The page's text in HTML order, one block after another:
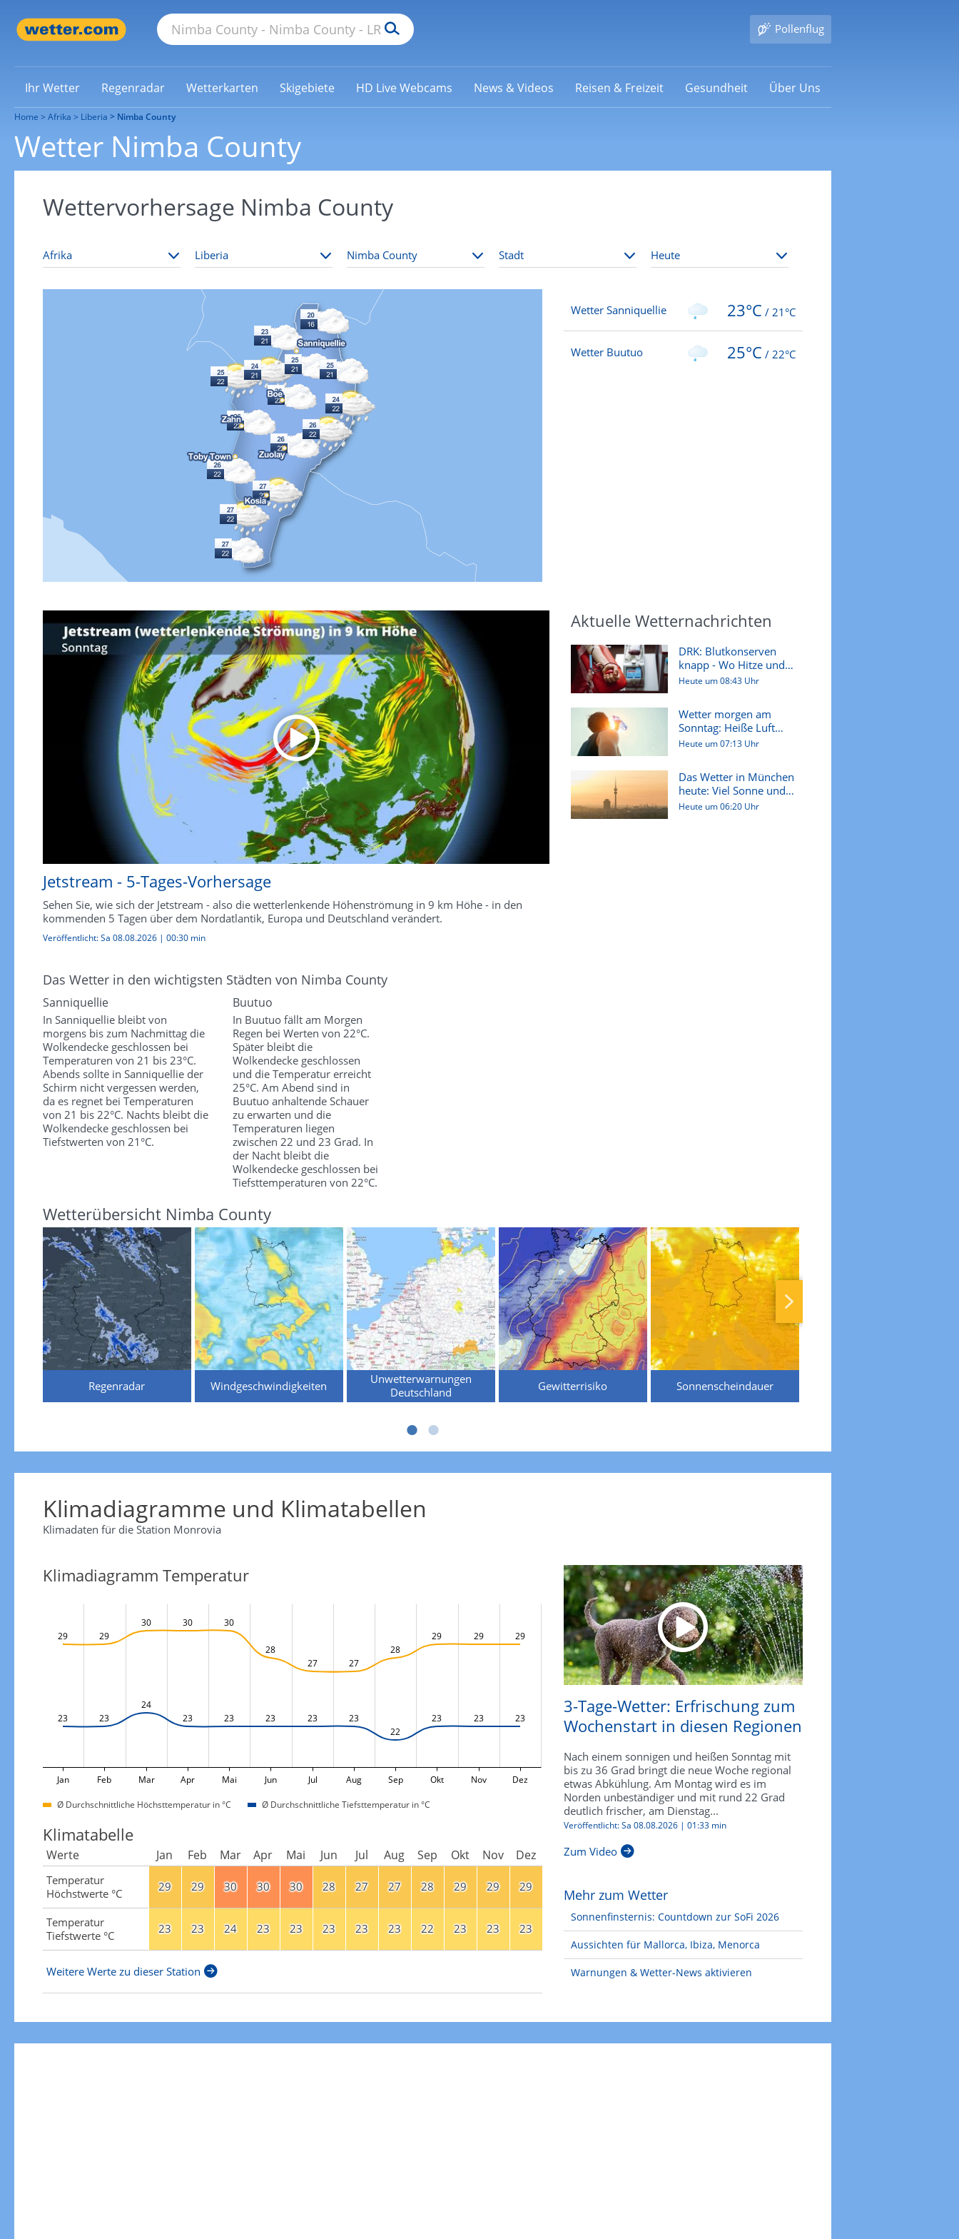
Pollenflug
Ihr Wetter Regenradar Wetterkarten Skigebiete HD Live Webcams News & Videos Reisen & Freizeit Gesundheit Über Uns
Home Afrika Liberia Nimba County
Wetter Nimba County
Wettervorhersage Nimba County
Wetter Sanniquellie 23°C / 21°C
Wetter Buutuo 25°C / 22°C
Jetstream - 5-Tages-Vorhersage
Sehen Sie, wie sich der Jetstream - also die wetterlenkende Höhenströmung in 9 km Höhe - in den
kommenden 5 Tagen über dem Nordatlantik, Europa und Deutschland verändert.
Veröffentlicht:Sa 08.08.2026 | 00:30 min
Das Wetter in den wichtigsten Städten von Nimba County
Sanniquellie
In Sanniquellie bleibt von
morgens bis zum Nachmittag die
Wolkendecke geschlossen bei
Temperaturen von 21 bis 23°C.
Abends sollte in Sanniquellie der
Schirm nicht vergessen werden,
da es regnet bei Temperaturen
von 21 bis 22°C. Nachts bleibt die
Wolkendecke geschlossen bei
Tiefstwerten von 21°C.
Buutuo
In Buutuo fällt am Morgen
Regen bei Werten von 22°C.
Später bleibt die
Wolkendecke geschlossen
und die Temperatur erreicht
25°C. Am Abend sind in
Buutuo anhaltende Schauer
zu erwarten und die
Temperaturen liegen
zwischen 22 und 23 Grad. In
der Nacht bleibt die
Wolkendecke geschlossen bei
Tiefsttemperaturen von 22°C.
Aktuelle Wetternachrichten
DRK: Blutkonserven
knapp - Wo Hitze und
Ferien zum...
Heute um 08:43 Uhr
Wetter morgen am
Sonntag: Heiße Luft
steuert auf u...
Heute um 07:13 Uhr
Das Wetter in München
heute: Viel Sonne und
sommer...
Heute um 06:20 Uhr
Wetterübersicht Nimba County
Regenradar Windgeschwindigkeiten
Unwetterwarnungen
Deutschland
Gewitterrisiko Sonnenscheindauer
Klimadiagramme und Klimatabellen
Klimadaten für die Station Monrovia
Klimadiagramm Temperatur
29 29
30 30 30
28
27
27
28
29 29 29
23 23
24
23
23 23 23
23
22
23 23 23
Jan Feb Mar Apr Mai Jun Jul Aug Sep Okt Nov Dez
Ø Durchschnittliche Höchsttemperatur in °C Ø Durchschnittliche Tiefsttemperatur in °C
Klimatabelle
Werte Jan Feb Mar Apr Mai Jun Jul Aug Sep Okt Nov Dez
Temperatur
Höchstwerte °C
29 29 30 30 30 28 27 27 28 29 29 29
Temperatur
Tiefstwerte °C
23 23 24 23 23 23 23 23 22 23 23 23
Weitere Werte zu dieser Station
3-Tage-Wetter: Erfrischung zum
Wochenstart in diesen Regionen
Nach einem sonnigen und heißen Sonntag mit
bis zu 36 Grad bringt die neue Woche regional
etwas Abkühlung. Am Montag wird es im
Norden unbeständiger und mit rund 22 Grad
deutlich frischer, am Dienstag...
Veröffentlicht: Sa 08.08.2026 | 01:33 min
Zum Video
Mehr zum Wetter
Sonnenfinsternis: Countdown zur SoFi 2026
Aussichten für Mallorca, Ibiza, Menorca
Warnungen & Wetter-News aktivieren